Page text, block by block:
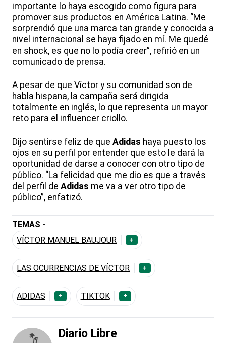
importante lo haya escogido como figura para
promover sus productos en América Latina. “Me
sorprendió que una marca tan grande y conocida a
nivel internacional se haya fijado en mí. Me quedé
en shock, es que no lo podía creer”, refirió en un
comunicado de prensa.
A pesar de que Víctor y su comunidad son de
habla hispana, la campaña será dirigida
totalmente en inglés, lo que representa un mayor
reto para el influencer criollo.
Dijo sentirse feliz de que Adidas haya puesto los
ojos en su perfil por entender que esto le dará la
oportunidad de darse a conocer con otro tipo de
público. “La felicidad que me dio es que a través
del perfil de Adidas me va a ver otro tipo de
público”, enfatizó.
TEMAS -
VÍCTOR MANUEL BAUJOUR
+
LAS OCURRENCIAS DE VÍCTOR +
ADIDAS + TIKTOK +
Diario Libre